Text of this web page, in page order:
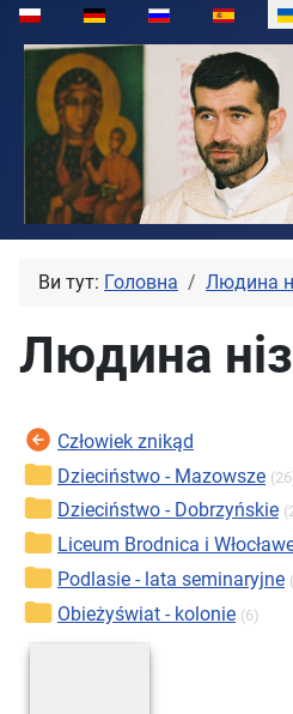
Виберіть свою мову
Ви тут: Головна Людина
Людина
Człowiek znikąd
Dzieciństwo - Mazowsze
Dzieciństwo - Dobrzyńskie
Liceum Brodnica i
Podlasie - lata seminaryjne
Obieżyświat - kolonie (6)